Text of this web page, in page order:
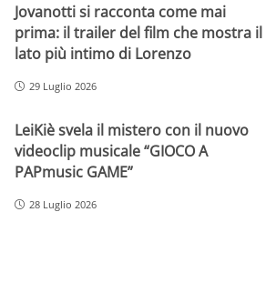
Jovanotti si racconta come mai
prima: il trailer del film che mostra il
lato più intimo di Lorenzo
29 Luglio 2026
LeiKiè svela il mistero con il nuovo
videoclip musicale “GIOCO A
PAPmusic GAME”
28 Luglio 2026